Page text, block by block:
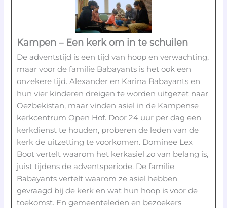
Kampen – Een kerk om in te schuilen
De adventstijd is een tijd van hoop en verwachting,
maar voor de familie Babayants is het ook een
onzekere tijd. Alexander en Karina Babayants en
hun vier kinderen dreigen te worden uitgezet naar
Oezbekistan, maar vinden asiel in de Kampense
kerkcentrum Open Hof. Door 24 uur per dag een
kerkdienst te houden, proberen de leden van de
kerk de uitzetting te voorkomen. Dominee Lex
Boot vertelt waarom het kerkasiel zo van belang is,
juist tijdens de adventsperiode. De familie
Babayants vertelt waarom ze asiel hebben
gevraagd bij de kerk en wat hun hoop is voor de
toekomst. En gemeenteleden en bezoekers